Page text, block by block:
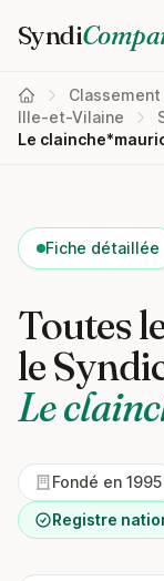
Syndi
Ille-et-Vilaine
Le
Fiche détaillée
Toutes
le
Le
Fondé en 1995
Registre